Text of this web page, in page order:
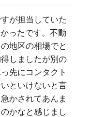
が担当していた
ったです。不動
地区の相場でと
しましたが別の
先にコンタクト
といけないと言
かされてあんま
かなと感じまし